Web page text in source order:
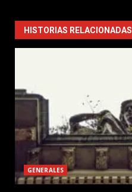
HISTORIAS RELACIONADAS
GENERALES